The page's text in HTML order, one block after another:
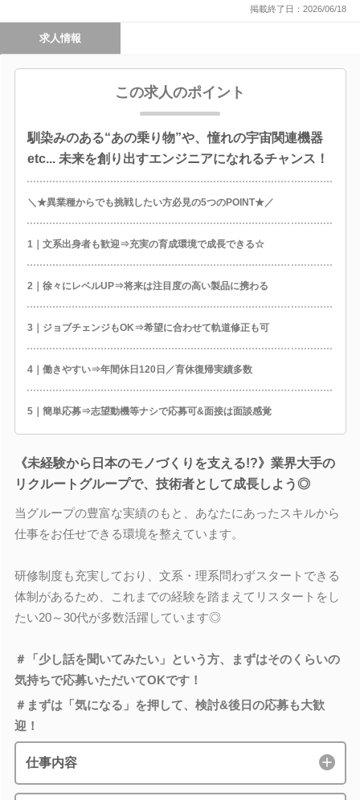
掲載終了日：2026/06/18
求人情報
この求人のポイント
馴染みのある“あの乗り物”や、憧れの宇宙関連機器
etc... 未来を創り出すエンジニアになれるチャンス！
＼★異業種からでも挑戦したい方必見の5つのPOINT★／
1｜文系出身者も歓迎⇒充実の育成環境で成長できる☆
2｜徐々にレベルUP⇒将来は注目度の高い製品に携わる
3｜ジョブチェンジもOK⇒希望に合わせて軌道修正も可
4｜働きやすい⇒年間休日120日／育休復帰実績多数
5｜簡単応募⇒志望動機等ナシで応募可&面接は面談感覚
《未経験から日本のモノづくりを支える!?》業界大手の
リクルートグループで、技術者として成長しよう◎
当グループの豊富な実績のもと、あなたにあったスキルから
仕事をお任せできる環境を整えています。
研修制度も充実しており、文系・理系問わずスタートできる
体制があるため、これまでの経験を踏まえてリスタートをし
たい20～30代が多数活躍しています◎
＃「少し話を聞いてみたい」という方、まずはそのくらいの
気持ちで応募いただいてOKです！
＃まずは「気になる」を押して、検討&後日の応募も大歓
迎！
仕事内容